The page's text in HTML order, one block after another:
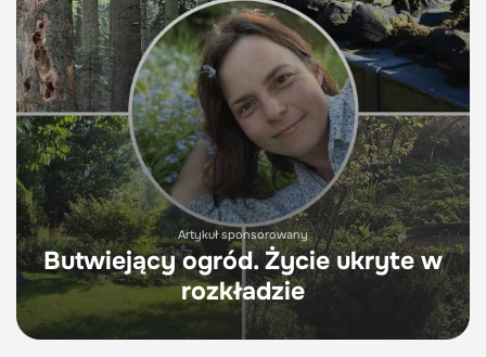
Artykuł sponsorowany
Butwiejący ogród. Życie ukryte w
rozkładzie